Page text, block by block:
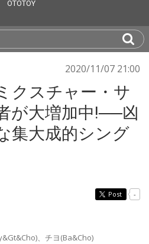
2020/11/07 21:00
クスチャー・サ
が大増加中!──凶
集大成的シング
Post -
、チヨ(Ba&Cho)